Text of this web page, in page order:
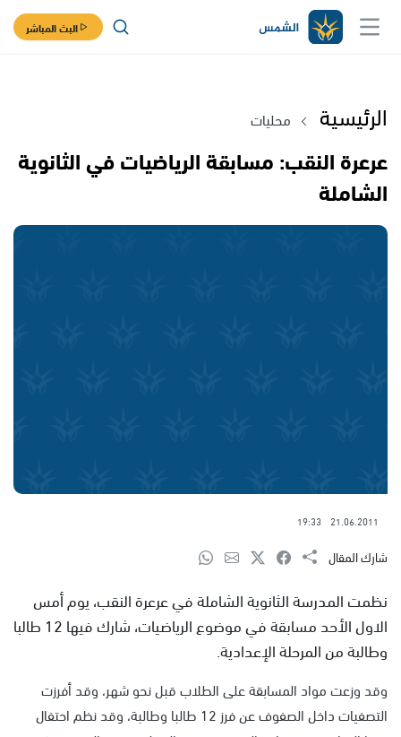
البث المباشر
الرئيسية محليات
عرعرة النقب: مسابقة الرياضيات في الثانوية
الشاملة
21.06.2011
19:33
شارك المقال
نظمت المدرسة الثانوية الشاملة في عرعرة النقب، يوم أمس
الاول الأحد مسابقة في موضوع الرياضيات، شارك فيها 12 طالبا
وطالبة من المرحلة الإعدادية.
وقد وزعت مواد المسابقة على الطلاب قبل نحو شهر، وقد أفرزت
التصفيات داخل الصفوف عن فرز 12 طالبا وطالبة، وقد نظم احتفال